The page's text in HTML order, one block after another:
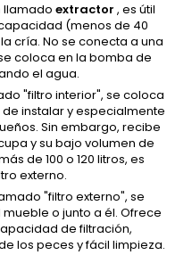
llamado extractor , es útil
(menos de 40
cría. No se conecta a una
coloca en la bomba de
el agua.
"filtro interior", se coloca
instalar y especialmente
Sin embargo, recibe
y su bajo volumen de
de 100 o 120 litros, es
externo.
"filtro externo", se
o junto a él. Ofrece
de filtración,
los peces y fácil limpieza.